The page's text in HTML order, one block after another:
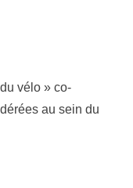
vélo » co-
au sein du